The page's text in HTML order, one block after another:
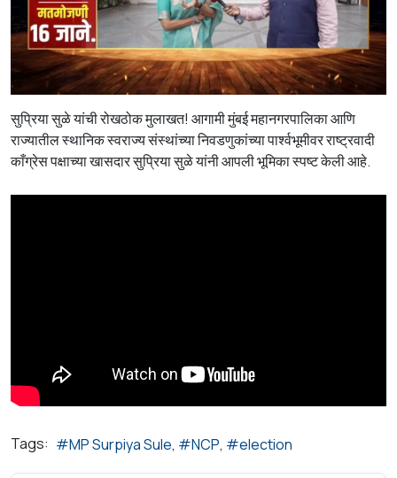
सुप्रिया सुळे यांची रोखठोक मुलाखत! आगामी मुंबई महानगरपालिका आणि
राज्यातील स्थानिक स्वराज्य संस्थांच्या निवडणुकांच्या पार्श्वभूमीवर राष्ट्रवादी
काँग्रेस पक्षाच्या खासदार सुप्रिया सुळे यांनी आपली भूमिका स्पष्ट केली आहे.
Tags: MP Surpiya Sule NCP election